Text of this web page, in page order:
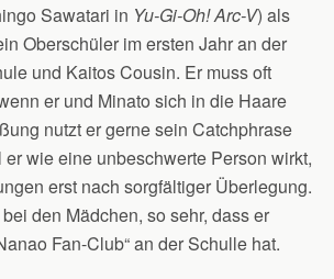
Sawatari in Yu-Gi-Oh! Arc-V) als
Oberschüler im ersten Jahr an der
und Kaitos Cousin. Er muss oft
er und Minato sich in die Haare
nutzt er gerne sein Catchphrase
er wie eine unbeschwerte Person wirkt,
erst nach sorgfältiger Überlegung.
den Mädchen, so sehr, dass er
Fan-Club“ an der Schulle hat.